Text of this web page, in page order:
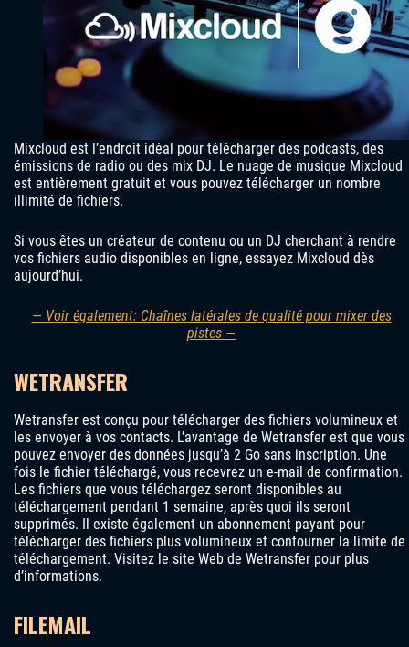
Mixcloud est l’endroit idéal pour télécharger des podcasts, des
émissions de radio ou des mix DJ. Le nuage de musique Mixcloud
est entièrement gratuit et vous pouvez télécharger un nombre
illimité de fichiers.
Si vous êtes un créateur de contenu ou un DJ cherchant à rendre
vos fichiers audio disponibles en ligne, essayez Mixcloud dès
aujourd’hui.
— Voir également: Chaînes latérales de qualité pour mixer des
pistes —
WETRANSFER
Wetransfer est conçu pour télécharger des fichiers volumineux et
les envoyer à vos contacts. L’avantage de Wetransfer est que vous
pouvez envoyer des données jusqu’à 2 Go sans inscription. Une
fois le fichier téléchargé, vous recevrez un e-mail de confirmation.
Les fichiers que vous téléchargez seront disponibles au
téléchargement pendant 1 semaine, après quoi ils seront
supprimés. Il existe également un abonnement payant pour
télécharger des fichiers plus volumineux et contourner la limite de
téléchargement. Visitez le site Web de Wetransfer pour plus
d’informations.
FILEMAIL